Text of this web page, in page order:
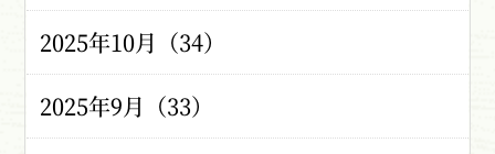
2025年10月（34）
2025年9月（33）